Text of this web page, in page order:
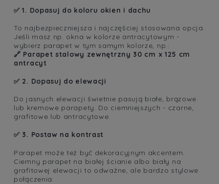
✅ 1. Dopasuj do koloru okien i dachu
To najbezpieczniejsza i najczęściej stosowana opcja.
Jeśli masz np. okna w kolorze antracytowym -
wybierz parapet w tym samym kolorze, np.:
🔗 Parapet stalowy zewnętrzny 30 cm x 125 cm
antracyt
✅ 2. Dopasuj do elewacji
Do jasnych elewacji świetnie pasują białe, brązowe
lub kremowe parapety. Do ciemniejszych - czarne,
grafitowe lub antracytowe.
✅ 3. Postaw na kontrast
Parapet może też być dekoracyjnym akcentem.
Ciemny parapet na białej ścianie albo biały na
grafitowej elewacji to odważne, ale bardzo stylowe
połączenia.